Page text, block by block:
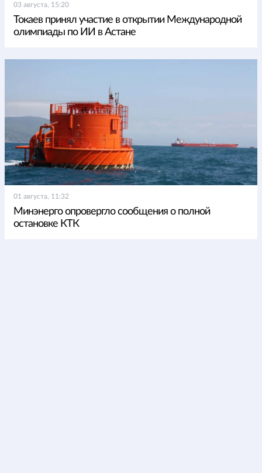
03 августа, 15:20
Токаев принял участие в открытии Международной
олимпиады по ИИ в Астане
01 августа, 11:32
Минэнерго опровергло сообщения о полной
остановке КТК